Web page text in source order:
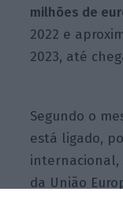
milhões de
2022 e
2023, até
Segundo o
está ligado,
internacional,
da União
valorização